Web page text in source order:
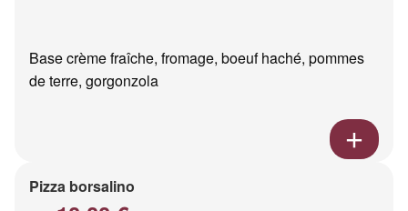
Base crème fraîche, fromage, boeuf haché, pommes
de terre, gorgonzola
Pizza borsalino